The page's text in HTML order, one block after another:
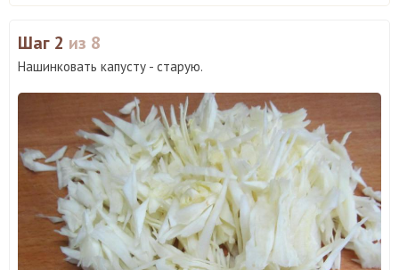
Шаг 2 из 8
Нашинковать капусту - старую.